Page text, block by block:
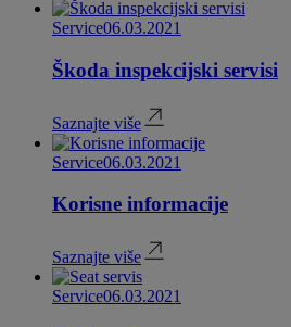
Service06.03.2021
Škoda inspekcijski servisi
Saznajte više
Service06.03.2021
Korisne informacije
Saznajte više
Service06.03.2021